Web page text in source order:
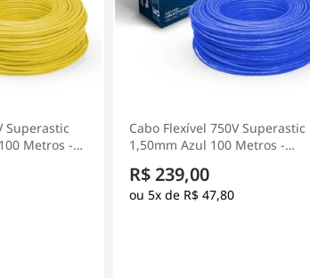
Superastic
Metros -
Cabo Flexível 750V Superastic
1,50mm Azul 100 Metros -
R$ 239,00
5x de R$ 47,80